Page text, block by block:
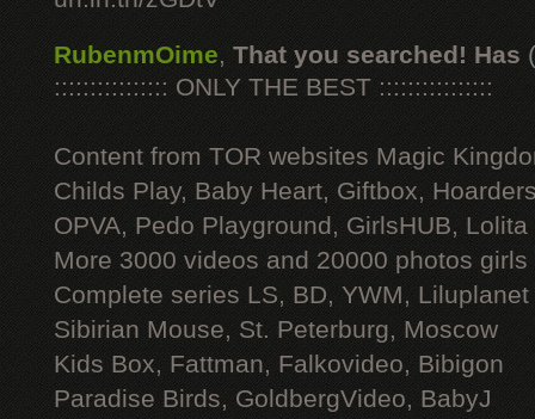
RubenmOime, That you searched! Has
:::::::::::::::: ONLY THE BEST ::::::::::::::::
Content from TOR websites Magic
Childs Play, Baby Heart, Giftbox,
OPVA, Pedo Playground, GirlsHUB, Lolita
More 3000 videos and 20000 photos
Complete series LS, BD, YWM, Liluplanet
Sibirian Mouse, St. Peterburg, Moscow
Kids Box, Fattman, Falkovideo, Bibigon
Paradise Birds, GoldbergVideo, BabyJ